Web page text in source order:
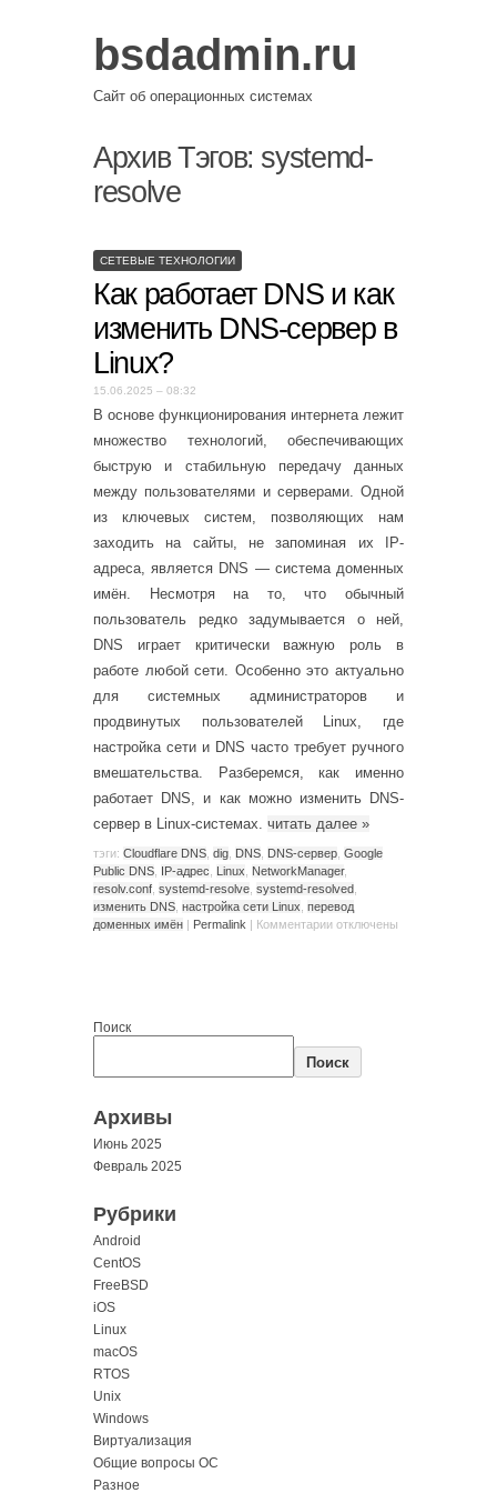
bsdadmin.ru
Сайт об операционных системах
Архив Тэгов: systemd-
resolve
СЕТЕВЫЕ ТЕХНОЛОГИИ
Как работает DNS и как
изменить DNS-сервер в
Linux?
15.06.2025 – 08:32
В основе функционирования интернета лежит
множество технологий, обеспечивающих
быструю и стабильную передачу данных
между пользователями и серверами. Одной
из ключевых систем, позволяющих нам
заходить на сайты, не запоминая их IP-
адреса, является DNS — система доменных
имён. Несмотря на то, что обычный
пользователь редко задумывается о ней,
DNS играет критически важную роль в
работе любой сети. Особенно это актуально
для системных администраторов и
продвинутых пользователей Linux, где
настройка сети и DNS часто требует ручного
вмешательства. Разберемся, как именно
работает DNS, и как можно изменить DNS-
сервер в Linux-системах. читать далее »
тэги: Cloudflare DNS dig DNS DNS-сервер Google
Public DNS IP-адрес Linux NetworkManager,
resolv.conf systemd-resolve systemd-resolved
изменить DNS настройка сети Linux перевод
доменных имён | Permalink | Комментарии отключены
Поиск
Поиск
Архивы
Июнь 2025
Февраль 2025
Рубрики
Android
CentOS
FreeBSD
iOS
Linux
macOS
RTOS
Unix
Windows
Виртуализация
Общие вопросы ОС
Разное